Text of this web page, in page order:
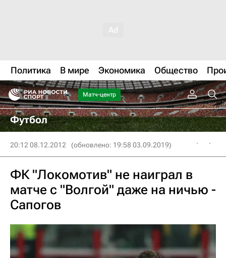
Политика В мире Экономика Общество
Матч-центр
Футбол
20:12 08.12.2012 (обновлено: 19:58 03.09.2019)
ФК "Локомотив" не наиграл в
матче с "Волгой" даже на ничью -
Сапогов